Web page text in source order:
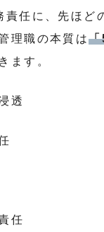
責任に、先ほど
理職の本質は「
ます。
透
任